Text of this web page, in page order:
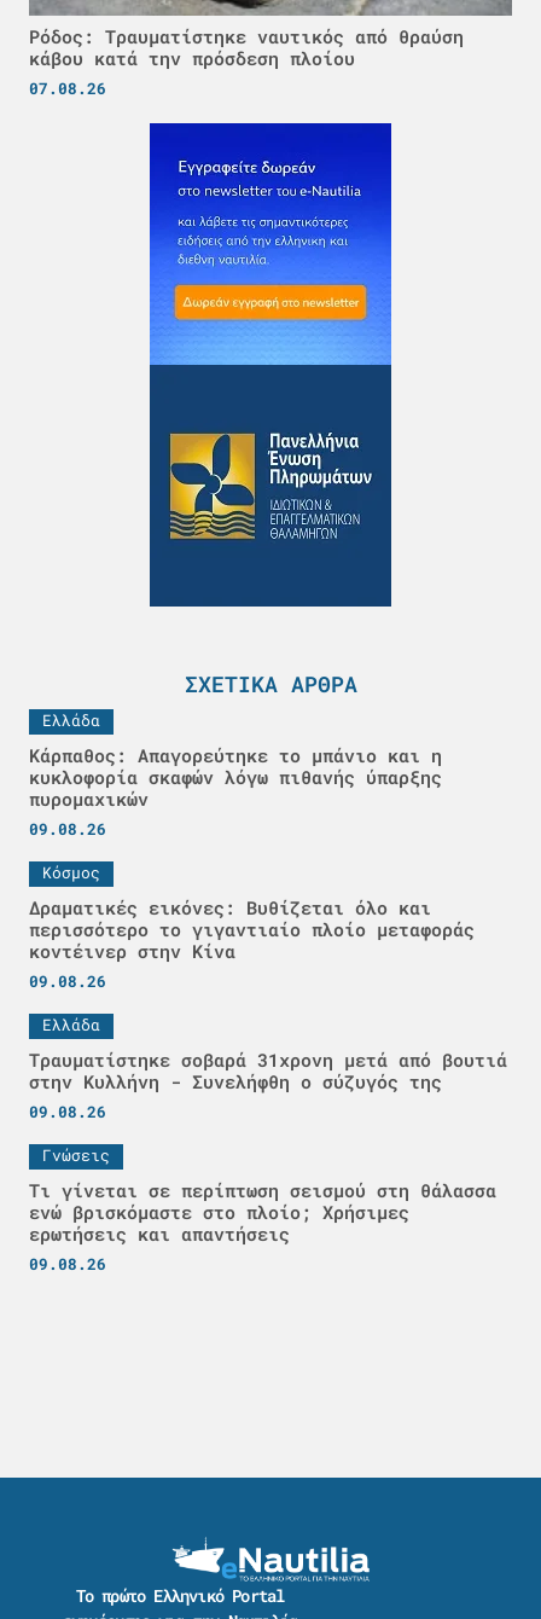
Ρόδος: Τραυματίστηκε ναυτικός από θραύση
κάβου κατά την πρόσδεση πλοίου
07.08.26
ΣΧΕΤΙΚΆ ΆΡΘΡΑ
Ελλάδα
Κάρπαθος: Απαγορεύτηκε το μπάνιο και η
κυκλοφορία σκαφών λόγω πιθανής ύπαρξης
πυρομαχικών
09.08.26
Κόσμος
Δραματικές εικόνες: Βυθίζεται όλο και
περισσότερο το γιγαντιαίο πλοίο μεταφοράς
κοντέινερ στην Κίνα
09.08.26
Ελλάδα
Τραυματίστηκε σοβαρά 31χρονη μετά από βουτιά
στην Κυλλήνη - Συνελήφθη ο σύζυγός της
09.08.26
Γνώσεις
Τι γίνεται σε περίπτωση σεισμού στη θάλασσα
ενώ βρισκόμαστε στο πλοίο; Χρήσιμες
ερωτήσεις και απαντήσεις
09.08.26
Το πρώτο Ελληνικό Portal